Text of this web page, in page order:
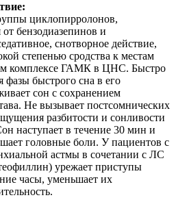
циклопирролонов,
бензодиазепинов и
снотворное действие,
степенью сродства к местам
комплексе ГАМК в ЦНС. Быстро
быстрого сна в его
сон с сохранением
Не вызывает постсомнических
разбитости и сонливости
наступает в течение 30 мин и
головные боли. У пациентов с
астмы в сочетании с ЛС
урежает приступы
часы, уменьшает их